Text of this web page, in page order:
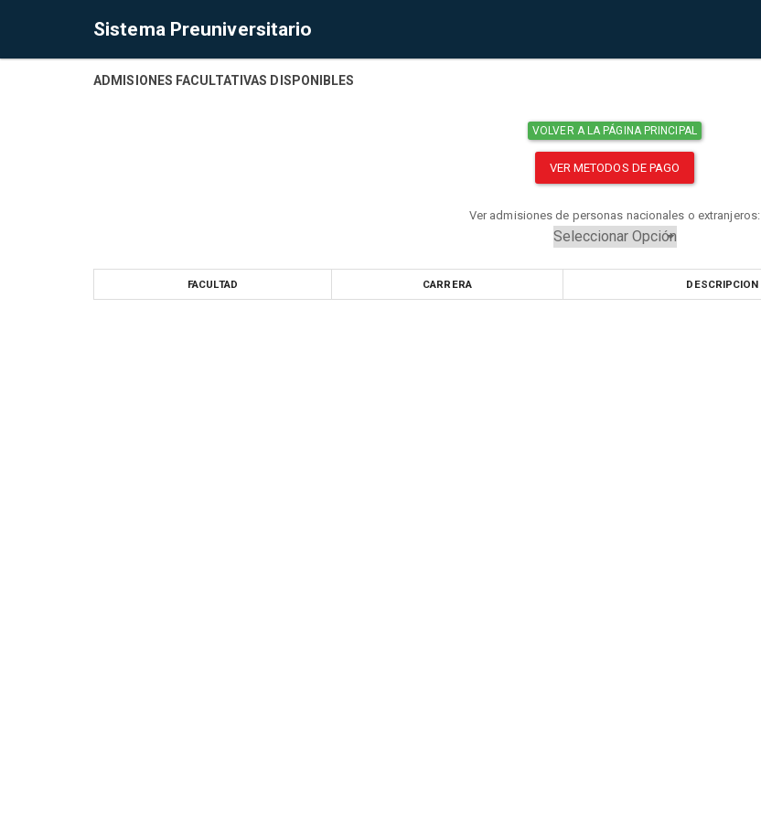
Sistema Preuniversitario
ADMISIONES FACULTATIVAS DISPONIBLES
VOLVER A LA PÁGINA PRINCIPAL
VER METODOS DE PAGO
Ver admisiones de personas nacionales o extranjeros:
FACULTAD CARRERA DESCRIPCION